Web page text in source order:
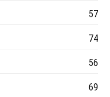
57
74
56
69